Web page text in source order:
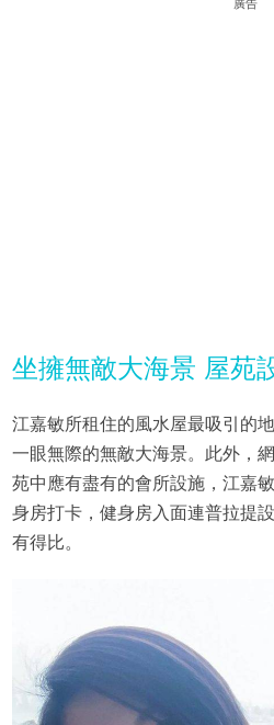
廣告
坐擁無敵大海景 屋苑
江嘉敏所租住的風水屋最吸引的
一眼無際的無敵大海景。此外，
苑中應有盡有的會所設施，江嘉
身房打卡，健身房入面連普拉提
有得比。